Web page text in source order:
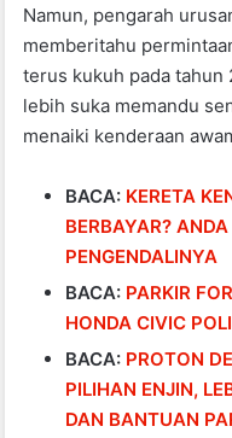
Namun, pengarah
memberitahu
terus kukuh pada tahun
lebih suka memandu
menaiki kenderaan
BACA: KERETA
BERBAYAR?
PENGENDALINYA
BACA: PARKIR
HONDA CIVIC
BACA: PROTON
PILIHAN ENJIN,
DAN BANTUAN